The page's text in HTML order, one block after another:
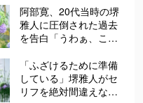
阿部寛、20代当時の堺
雅人に圧倒された過去
を告白「うわぁ、この
な、と思った」【日曜
日の初耳学】
「ふざけるために準備
している」堺雅人がセ
リフを絶対間違えない